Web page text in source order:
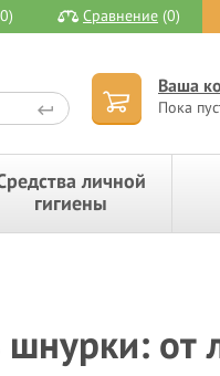
Сравнение (0)
Ваша
Пока
личной
гигиены
шнурки: от